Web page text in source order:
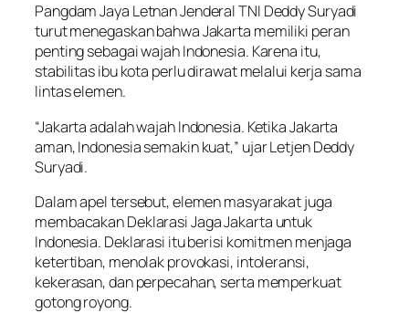
Pangdam Jaya Letnan Jenderal TNI Deddy Suryadi
turut menegaskan bahwa Jakarta memiliki peran
penting sebagai wajah Indonesia. Karena itu,
stabilitas ibu kota perlu dirawat melalui kerja sama
lintas elemen.
“Jakarta adalah wajah Indonesia. Ketika Jakarta
aman, Indonesia semakin kuat,” ujar Letjen Deddy
Suryadi.
Dalam apel tersebut, elemen masyarakat juga
membacakan Deklarasi Jaga Jakarta untuk
Indonesia. Deklarasi itu berisi komitmen menjaga
ketertiban, menolak provokasi, intoleransi,
kekerasan, dan perpecahan, serta memperkuat
gotong royong.